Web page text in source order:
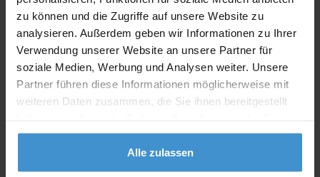
zu können und die Zugriffe auf unsere Website zu
analysieren. Außerdem geben wir Informationen zu Ihrer
Verwendung unserer Website an unsere Partner für
soziale Medien, Werbung und Analysen weiter. Unsere
Partner führen diese Informationen möglicherweise mit
weiteren Daten zusammen, die Sie ihnen bereitgestellt
gesammelt haben.
Alle zulassen
Lorenz Nic Nac's im Werbeschuber